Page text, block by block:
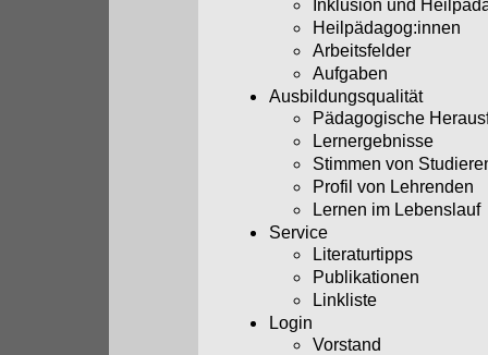
Inklusion und
Heilpädagog:innen
Arbeitsfelder
Aufgaben
Ausbildungsqualität
Pädagogische
Lernergebnisse
Stimmen von
Profil von Lehrenden
Lernen im Lebenslauf
Service
Literaturtipps
Publikationen
Linkliste
Login
Vorstand